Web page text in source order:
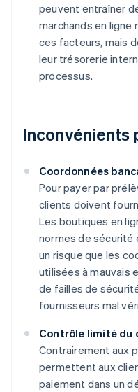
peuvent entraîner
marchands en ligne
ces facteurs, mais
leur trésorerie
processus.
Inconvénients
Coordonnées
Pour payer par
clients doivent
Les boutiques en
normes de sécurité
un risque que les
utilisées à mauvais
de failles de
fournisseurs mal
Contrôle limité du
Contrairement aux
permettent aux
paiement dans un